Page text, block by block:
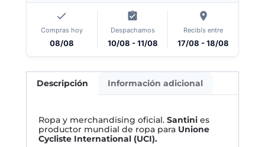
Compras hoy
08/08
Despachamos
10/08 - 11/08
Recibís entre
17/08 - 18/08
Descripción Información adicional
Ropa y merchandising oficial. Santini es
productor mundial de ropa para Unione
Cycliste International (UCI).